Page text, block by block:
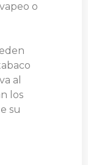
o
al
los
su